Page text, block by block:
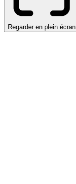
Regarder en plein écran